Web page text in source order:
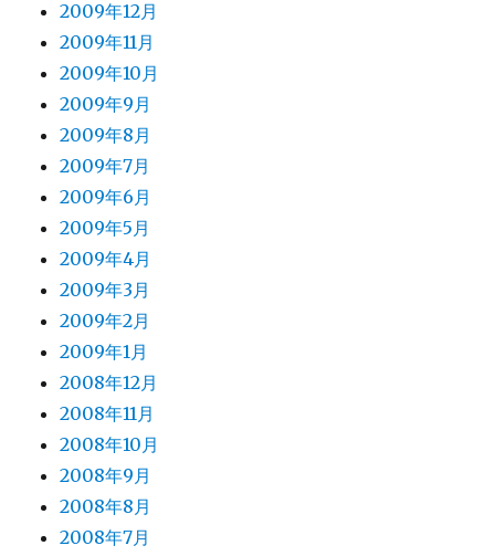
2009年12月
2009年11月
2009年10月
2009年9月
2009年8月
2009年7月
2009年6月
2009年5月
2009年4月
2009年3月
2009年2月
2009年1月
2008年12月
2008年11月
2008年10月
2008年9月
2008年8月
2008年7月